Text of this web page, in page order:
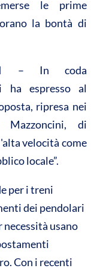
le prime
la bontà di
– In coda
ha espresso al
ripresa nei
di
velocità come
locale”.
per i treni
dei pendolari
necessità usano
Con i recenti